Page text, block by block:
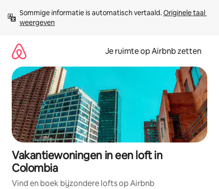
direct
naar
Sommige informatie is automatisch vertaald. Originele taal
weergeven
Je ruimte op Airbnb zetten
Vakantiewoningen in een loft in
Colombia
Vind en boek bijzondere lofts op Airbnb